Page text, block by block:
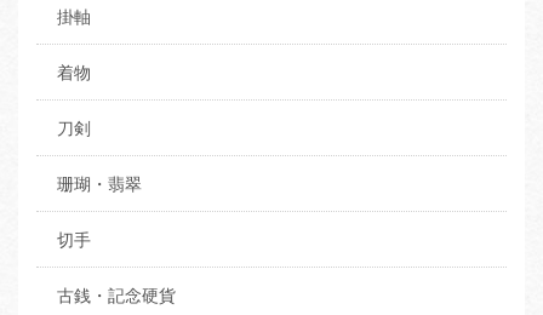
掛軸
着物
刀剣
珊瑚・翡翠
切手
古銭・記念硬貨